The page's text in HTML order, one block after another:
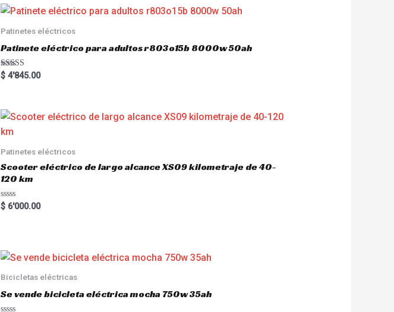
Patinetes eléctricos
Patinete eléctrico para adultos r803o15b 8000w 50ah
Rated
5.00
$ 4'845.00
Patinetes eléctricos
Scooter eléctrico de largo alcance XS09 kilometraje de 40-
120 km
R
a
o
u
o
f
5
$ 6'000.00
Bicicletas eléctricas
Se vende bicicleta eléctrica mocha 750w 35ah